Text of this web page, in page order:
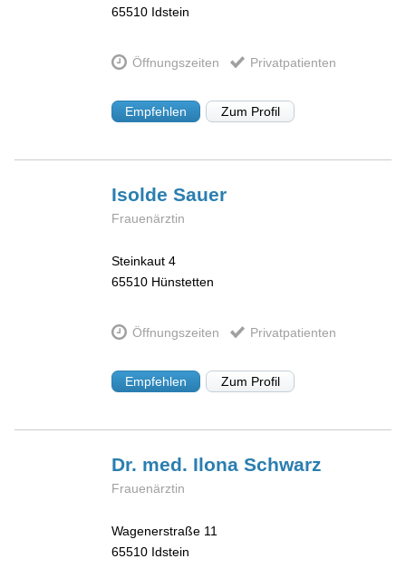
65510 Idstein
Öffnungszeiten Privatpatienten
Empfehlen Zum Profil
IsoldeSauer
Frauenärztin
Steinkaut 4
65510 Hünstetten
Öffnungszeiten Privatpatienten
Empfehlen Zum Profil
Dr. med. IlonaSchwarz
Frauenärztin
Wagenerstraße 11
65510 Idstein